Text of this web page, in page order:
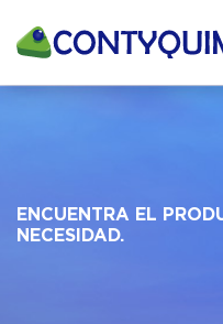
ENCUENTRA EL
NECESIDAD.